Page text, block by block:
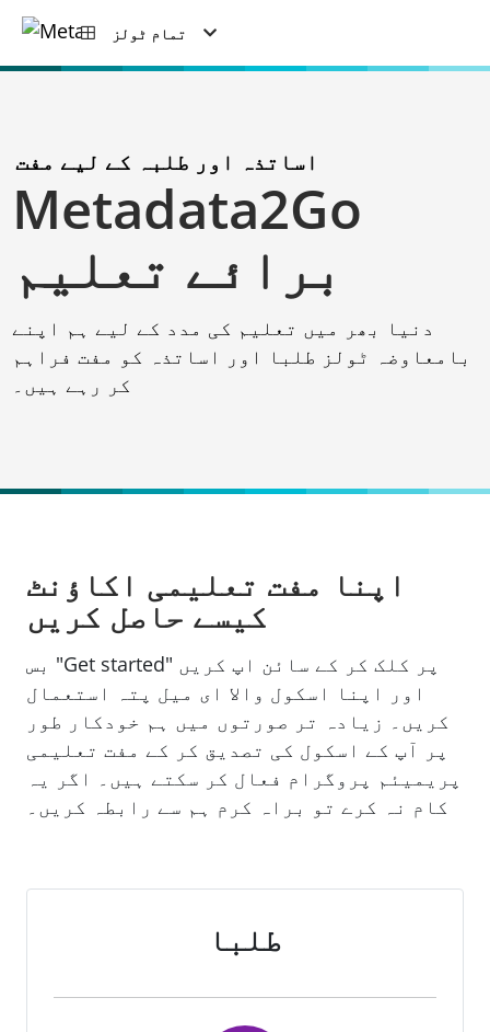
تمام ٹولز
اساتذہ اور طلبہ کے لیے مفت
Metadata2Go
برائے تعلیم
دنیا بھر میں تعلیم کی مدد کے لیے ہم اپنے
بامعاوضہ ٹولز طلبا اور اساتذہ کو مفت فراہم
کر رہے ہیں۔
اپنا مفت تعلیمی اکاؤنٹ
کیسے حاصل کریں
بس "Get started" پر کلک کر کے سائن اپ کریں
اور اپنا اسکول والا ای میل پتہ استعمال
کریں۔ زیادہ تر صورتوں میں ہم خودکار طور
پر آپ کے اسکول کی تصدیق کر کے مفت تعلیمی
پریمیئم پروگرام فعال کر سکتے ہیں۔ اگر یہ
کام نہ کرے تو براہ کرم ہم سے رابطہ کریں۔
طلبا